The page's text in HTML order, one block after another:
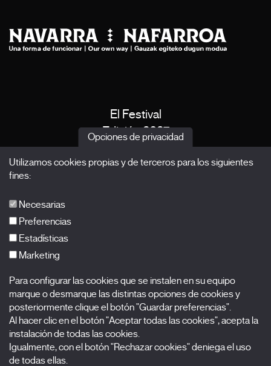
El Festival
Edición 2027
Acreditaciones
Nombre
Apellidos
Correo electrónico
Opciones de privacidad
Utilizamos cookies propias y de terceros para los siguientes
fines:
Necesarias
Preferencias
Estadísticas
Marketing
Para configurar las cookies que se instalen en su equipo
marque o desmarque las distintas opciones de cookies y
posteriormente clique el botón "Guardar preferencias".
Al hacer clic en el botón "Aceptar todas las cookies", acepta la
instalación de todas las cookies.
Igualmente, con el botón "Rechazar cookies" deniega el uso
de todas ellas.